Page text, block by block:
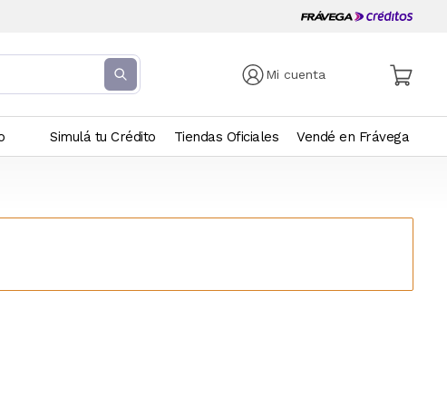
Mi cuenta
Simulá tu Crédito Tiendas Oficiales Vendé en Frávega